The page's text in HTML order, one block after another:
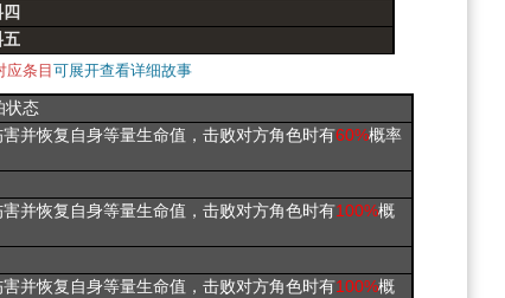
五
应条目可展开查看详细故事
状态
并恢复自身等量生命值，击败对方角色时有60%概率
并恢复自身等量生命值，击败对方角色时有100%概
并恢复自身等量生命值，击败对方角色时有100%概